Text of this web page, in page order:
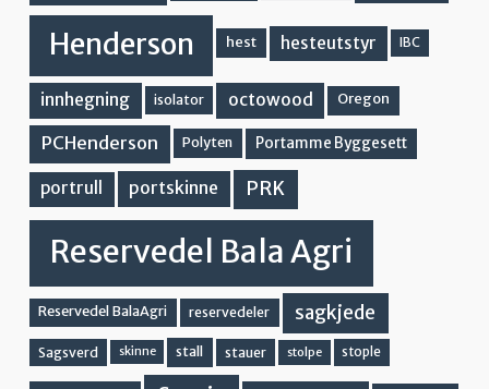
Henderson hest hesteutstyr IBC
innhegning isolator octowood Oregon
PCHenderson Polyten Portamme Byggesett
portrull portskinne PRK
Reservedel Bala Agri
Reservedel BalaAgri reservedeler sagkjede
Sagsverd skinne stall stauer stolpe stople